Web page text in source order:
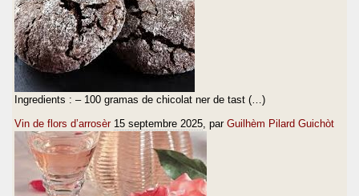
Ingredients : – 100 gramas de chicolat ner de tast (…)
Vin de flors d’arrosèr 15 septembre 2025 , par Guilhèm Pilard Guichòt